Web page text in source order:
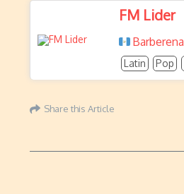
FM Lider
Barberena
Latin Pop
Share this Article